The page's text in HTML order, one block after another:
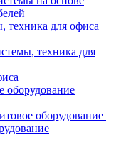
техника для офиса
техника для
оборудование
оборудование